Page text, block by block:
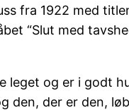
fra 1922 med
“Slut med
leget og er i godt
den, der er den,